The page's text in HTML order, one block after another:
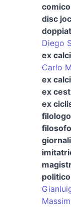
disc
Diego
ex
Carlo
ex
ex
ex
politico